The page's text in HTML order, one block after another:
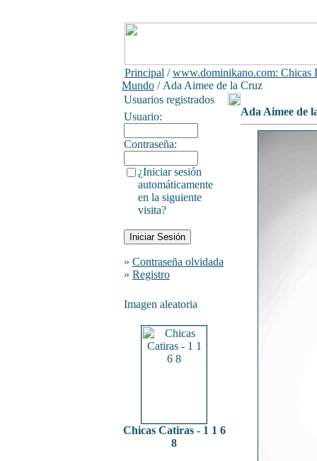
Principal /www.dominikano.com: Chicas
Mundo / Ada Aimee de la Cruz
Usuarios registrados
Usuario:
Contraseña:
¿Iniciar sesión
automáticamente
en la siguiente
visita?
» Contraseña olvidada
» Registro
Imagen aleatoria
Chicas Catiras - 1 1 6
8
Ada Aimee de